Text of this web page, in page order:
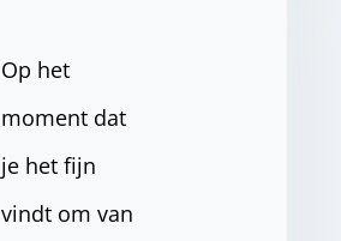
Op het
moment dat
je het fijn
vindt om van